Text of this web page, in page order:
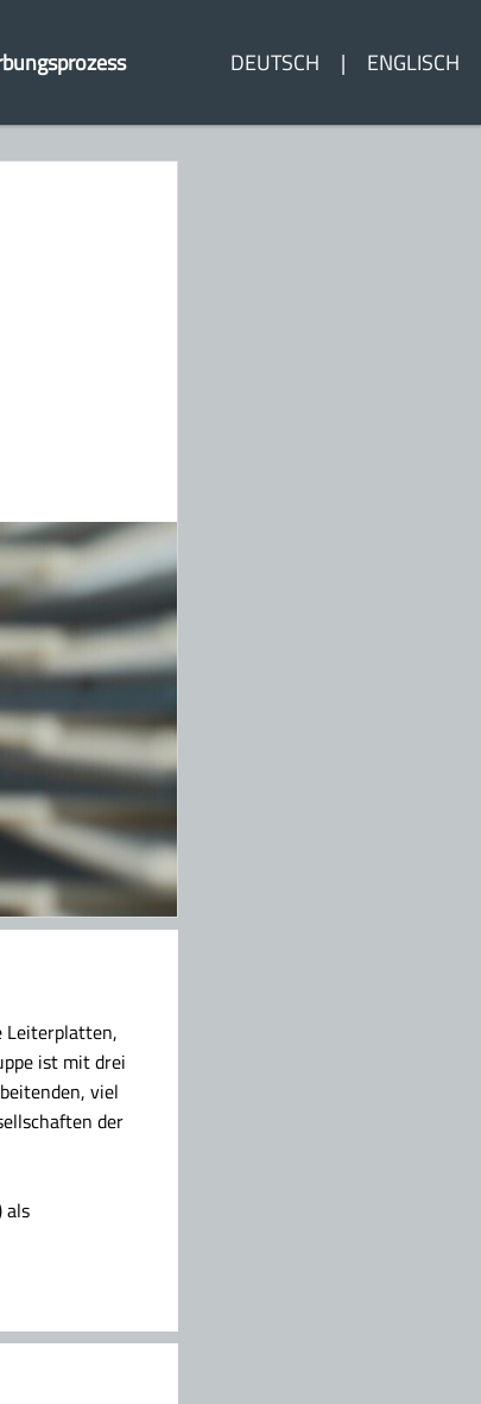
DEUTSCH ENGLISCH
Leiterplatten,
ist mit drei
viel
der
als